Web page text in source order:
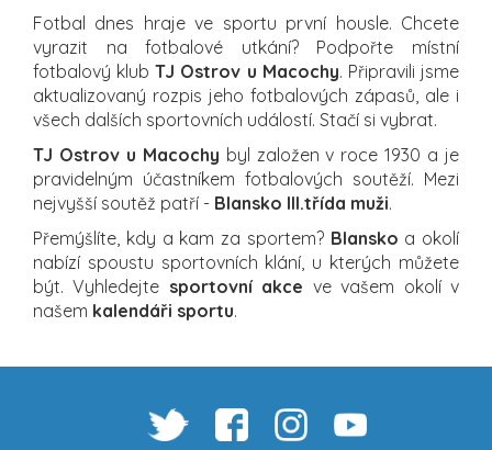
Fotbal dnes hraje ve sportu první housle. Chcete
vyrazit na fotbalové utkání? Podpořte místní
fotbalový klubTJ Ostrov u Macochy. Připravili jsme
aktualizovaný rozpis jeho fotbalových zápasů, ale i
všech dalších sportovních událostí. Stačí si vybrat.
TJ Ostrov u Macochy byl založen v roce 1930 a je
pravidelným účastníkem fotbalových soutěží. Mezi
nejvyšší soutěž patří - Blansko III.třída muži.
Přemýšlíte, kdy a kam za sportem? Blansko a okolí
nabízí spoustu sportovních klání, u kterých můžete
být. Vyhledejte sportovní akce ve vašem okolí v
našem kalendáři sportu.